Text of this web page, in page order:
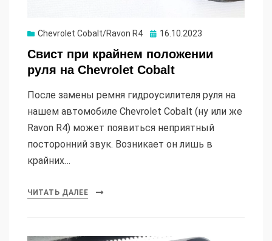
Chevrolet Cobalt/Ravon R4 Опубликовано
16.10.2023
Свист при крайнем положении
руля на Chevrolet Cobalt
После замены ремня гидроусилителя руля на
нашем автомобиле Chevrolet Cobalt (ну или же
Ravon R4) может появиться неприятный
посторонний звук. Возникает он лишь в
крайних…
ЧИТАТЬ ДАЛЕЕ